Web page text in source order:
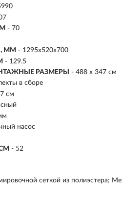
- 70
ММ - 1295х520х700
- 129.5
РАЗМЕРЫ
- 488 x 347 см
в сборе
см
насос
- 52
сеткой из полиэстера;